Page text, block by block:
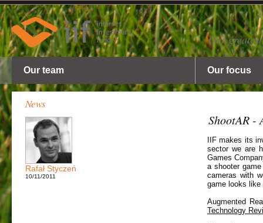
Our
Our team Our focus
News
Rafał Styczeń
10/11/2011
ShootAR -
IIF makes its
sector we are
Games
a shooter
cameras with
game looks like
Augmented
Technology